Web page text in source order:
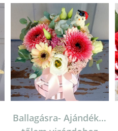
Ballagásra- Ajándék…